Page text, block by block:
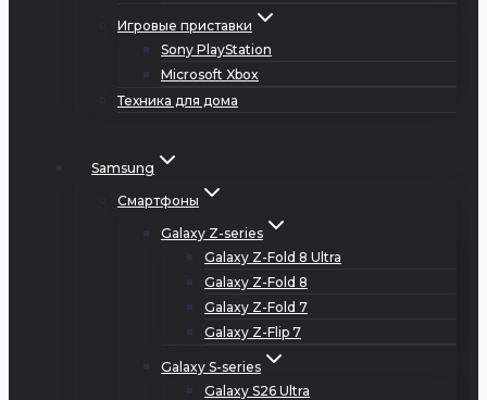
Игровые приставки
Sony PlayStation
Microsoft Xbox
Техника для дома
Samsung
Смартфоны
Galaxy Z-series
Galaxy Z-Fold 8 Ultra
Galaxy Z-Fold 8
Galaxy Z-Fold 7
Galaxy Z-Flip 7
Galaxy S-series
Galaxy S26 Ultra